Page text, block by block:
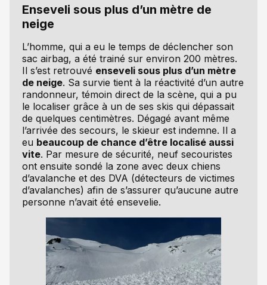
Enseveli sous plus d’un mètre de
neige
L’homme, qui a eu le temps de déclencher son
sac airbag, a été trainé sur environ 200 mètres.
Il s’est retrouvé enseveli sous plus d’un mètre
de neige. Sa survie tient à la réactivité d’un autre
randonneur, témoin direct de la scène, qui a pu
le localiser grâce à un de ses skis qui dépassait
de quelques centimètres. Dégagé avant même
l’arrivée des secours, le skieur est indemne. Il a
eu beaucoup de chance d’être localisé aussi
vite. Par mesure de sécurité, neuf secouristes
ont ensuite sondé la zone avec deux chiens
d’avalanche et des DVA (détecteurs de victimes
d’avalanches) afin de s’assurer qu’aucune autre
personne n’avait été ensevelie.